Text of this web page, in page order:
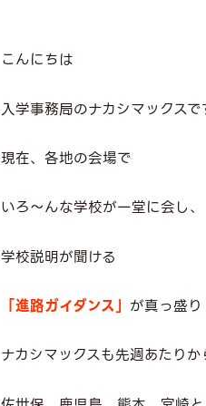
こんにちは
入学事務局のナカシマックスで
現在、各地の会場で
いろ～んな学校が一堂に会し、
学校説明が聞ける
「進路ガイダンス」 が真っ盛り
ナカシマックスも先週あたりか